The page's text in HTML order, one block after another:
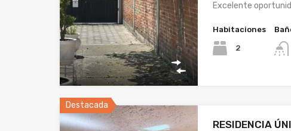
Excelente
Habitaciones
2
Destacada
RESIDENCIA